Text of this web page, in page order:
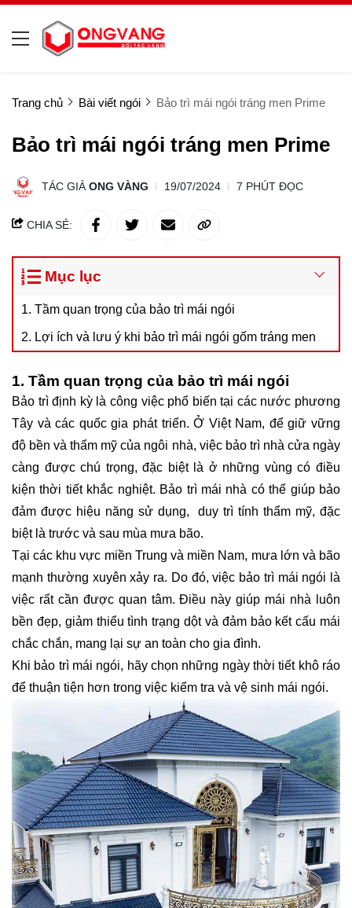
Trang chủ Bài viết ngói Bảo trì mái ngói tráng men Prime
Bảo trì mái ngói tráng men Prime
TÁC GIẢ ONG VÀNG 19/07/2024 7 PHÚT ĐỌC
CHIA SẺ:
Mục lục
1. Tầm quan trọng của bảo trì mái ngói
2. Lợi ích và lưu ý khi bảo trì mái ngói gốm tráng men
1. Tầm quan trọng của bảo trì mái ngói
Bảo trì định kỳ là công việc phổ biến tại các nước phương
Tây và các quốc gia phát triển. Ở Việt Nam, để giữ vững
độ bền và thẩm mỹ của ngôi nhà, việc bảo trì nhà cửa ngày
càng được chú trọng, đặc biệt là ở những vùng có điều
kiện thời tiết khắc nghiệt. Bảo trì mái nhà có thể giúp bảo
đảm được hiệu năng sử dụng, duy trì tính thẩm mỹ, đặc
biệt là trước và sau mùa mưa bão.
Tại các khu vực miền Trung và miền Nam, mưa lớn và bão
mạnh thường xuyên xảy ra. Do đó, việc bảo trì mái ngói là
việc rất cần được quan tâm. Điều này giúp mái nhà luôn
bền đẹp, giảm thiểu tình trạng dột và đảm bảo kết cấu mái
chắc chắn, mang lại sự an toàn cho gia đình.
Khi bảo trì mái ngói, hãy chọn những ngày thời tiết khô ráo
để thuận tiện hơn trong việc kiểm tra và vệ sinh mái ngói.